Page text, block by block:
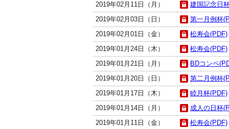
2019年02月11日（月）
建国記念日
2019年02月03日（日）
第一月例杯
2019年02月01日（金）
松寿会(PDF)
2019年01月24日（木）
松寿会(PDF)
2019年01月21日（月）
BDコンペ
2019年01月20日（日）
第二月例杯
2019年01月17日（木）
睦月杯(PDF)
2019年01月14日（月）
成人の日杯
2019年01月11日（金）
松寿会(PDF)